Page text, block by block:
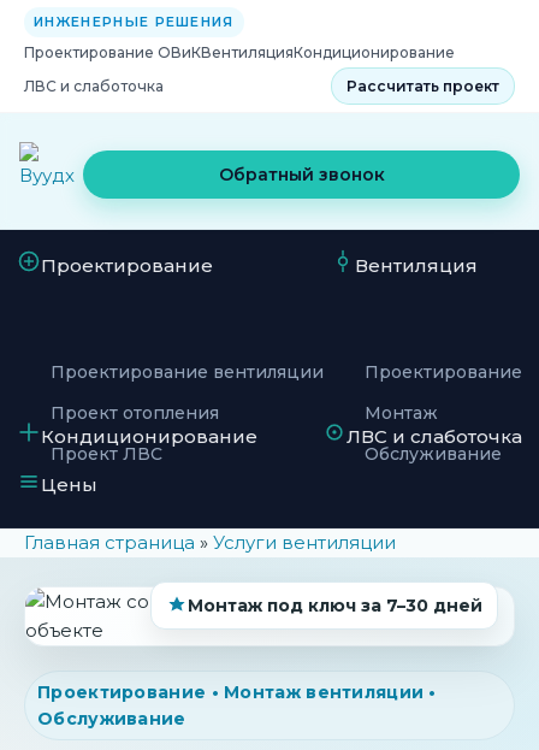
ИНЖЕНЕРНЫЕ РЕШЕНИЯ
Проектирование ОВиКВентиляцияКондиционирование
ЛВС и слаботочка
Рассчитать проект
Обратный звонок
Проектирование
Проектирование вентиляции
Проект отопления
Проект ЛВС
Вентиляция
Проектирование
Монтаж
Обслуживание
Кондиционирование ЛВС и слаботочка
Цены
Главная страница » Услуги вентиляции
Проектирование • Монтаж вентиляции •
Обслуживание
Монтаж под ключ за 7–30 дней